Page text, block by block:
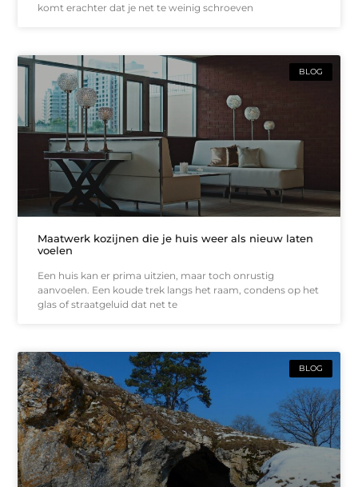
komt erachter dat je net te weinig schroeven
BLOG
Maatwerk kozijnen die je huis weer als nieuw laten
voelen
Een huis kan er prima uitzien, maar toch onrustig
aanvoelen. Een koude trek langs het raam, condens op het
glas of straatgeluid dat net te
BLOG